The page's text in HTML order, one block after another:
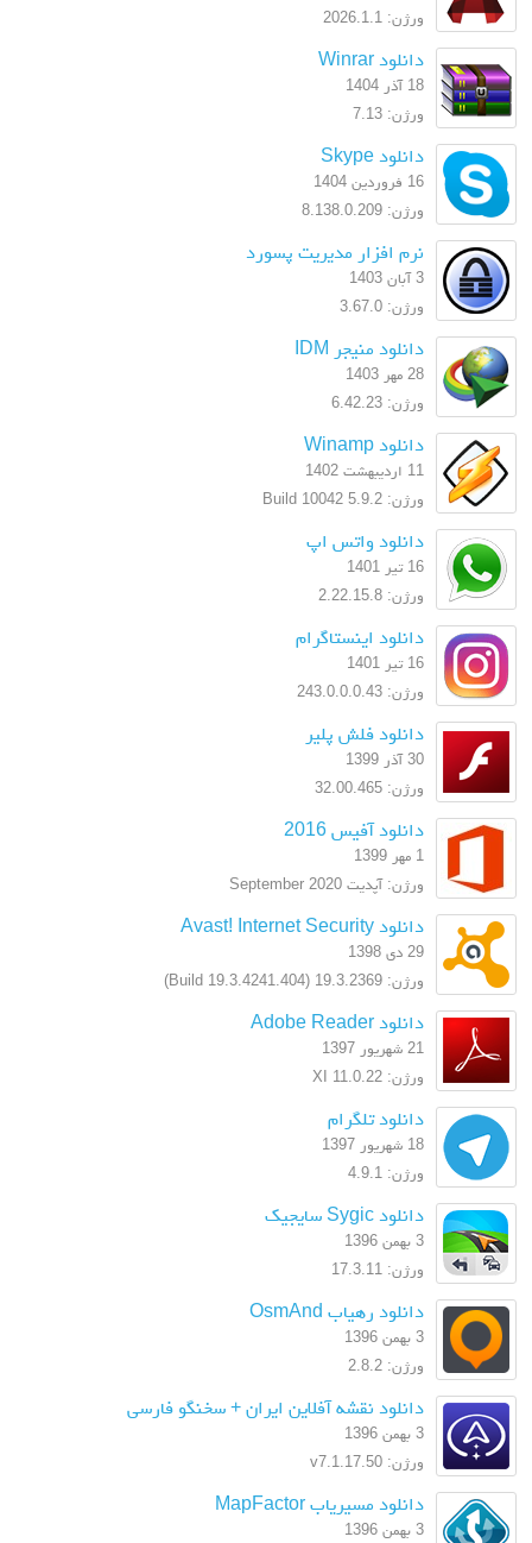
ورژن: 2026.1.1
دانلود Winrar
18 آذر 1404
ورژن: 7.13
دانلود Skype
16 فروردین 1404
ورژن: 8.138.0.209
نرم افزار مدیریت پسورد
3 آبان 1403
ورژن: 3.67.0
دانلود منیجر IDM
28 مهر 1403
ورژن: 6.42.23
دانلود Winamp
11 اردیبهشت 1402
ورژن: 5.9.2 Build 10042
دانلود واتس اپ
16 تیر 1401
ورژن: 2.22.15.8
دانلود اینستاگرام
16 تیر 1401
ورژن: 243.0.0.0.43
دانلود فلش پلیر
ورژن: 32.00.465
دانلود آفیس 2016
ورژن: آپدیت September 2020
دانلود Avast! Internet Security
ورژن: 19.3.2369 (Build 19.3.4241.404)
دانلود Adobe Reader
21 شهریور 1397
ورژن: XI 11.0.22
دانلود تلگرام
18 شهریور 1397
ورژن: 4.9.1
دانلود Sygic سایجیک
ورژن: 17.3.11
دانلود رهیاب OsmAnd
3 بهمن 1396
ورژن: 2.8.2
دانلود نقشه آفلاین ایران + سخنگو فارسی
3 بهمن 1396
ورژن: v7.1.17.50
دانلود مسیریاب MapFactor
3 بهمن 1396